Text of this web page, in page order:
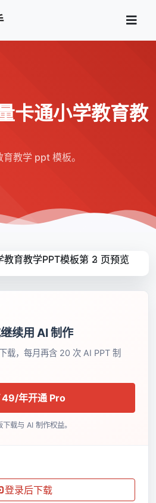
卡通小学教育教
教学 ppt 模板。
续用 AI 制作
载，每月再含 20 次 AI PPT 制
49/年开通 Pro
载与 AI 制作权益。
登录后下载